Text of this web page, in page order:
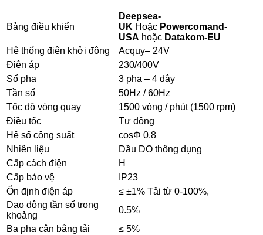
Bảng điều khiển
Deepsea-
UK Hoặc Powercomand-
USA hoặc Datakom-EU
Hệ thống điện khởi động
Acquy– 24V
Điện áp
230/400V
Số pha
3 pha – 4 dây
Tần số
50Hz / 60Hz
Tốc độ vòng quay
1500 vòng / phút (1500 rpm)
Điều tốc
Tự động
Hệ số công suất
cosΦ 0.8
Nhiên liệu
Dầu DO thông dụng
Cấp cách điện
H
Cấp bảo vệ
IP23
Ổn định điện áp
≤ ±1% Tải từ 0-100%,
Dao động tần số trong
khoảng
0.5%
Ba pha cân bằng tải
≤ 5%